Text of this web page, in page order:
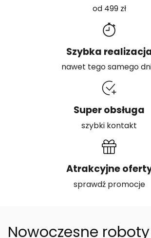
od 499 zł
Szybka
nawet tego samego
Super obsługa
szybki kontakt
Atrakcyjne
sprawdź promocje
Nowoczesne roboty